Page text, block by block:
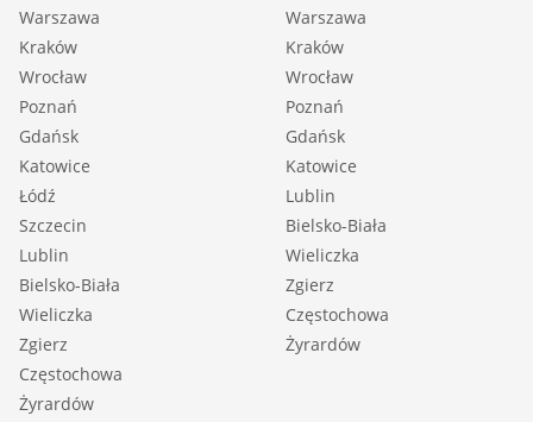
Warszawa
Kraków
Wrocław
Poznań
Gdańsk
Katowice
Łódź
Szczecin
Lublin
Bielsko-Biała
Wieliczka
Zgierz
Częstochowa
Żyrardów
Warszawa
Kraków
Wrocław
Poznań
Gdańsk
Katowice
Lublin
Bielsko-Biała
Wieliczka
Zgierz
Częstochowa
Żyrardów